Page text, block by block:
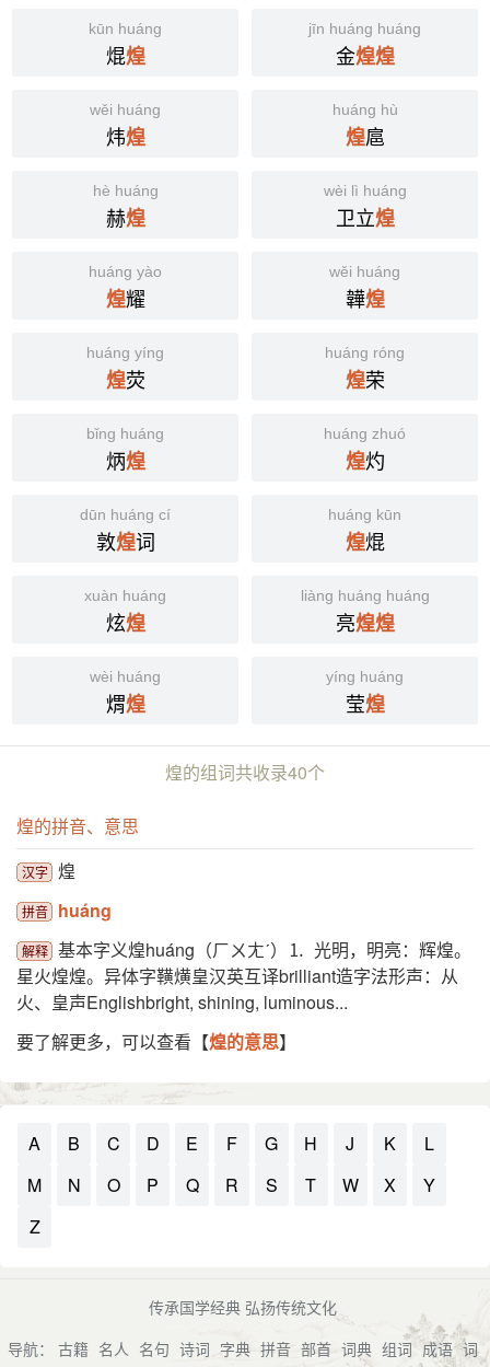
kūn huáng
焜煌
jīn huáng huáng
金煌煌
wěi huáng
炜煌
huáng hù
煌扈
hè huáng
赫煌
wèi lì huáng
卫立煌
huáng yào
煌耀
wěi huáng
韡煌
huáng yíng
煌荧
huáng róng
煌荣
bǐng huáng
炳煌
huáng zhuó
煌灼
dūn huáng cí
敦煌词
huáng kūn
煌焜
xuàn huáng
炫煌
liàng huáng huáng
亮煌煌
wèi huáng
煟煌
yíng huáng
莹煌
煌的组词共收录40个
煌的拼音、意思
汉字 煌
拼音 huáng
解释 基本字义煌huáng（ㄏㄨㄤˊ）⒈ 光明，明亮：辉煌。
星火煌煌。异体字䪄熿皇汉英互译brilliant造字法形声：从
火、皇声Englishbright, shining, luminous...
要了解更多，可以查看【煌的意思】
A B C D E F G H J K
L
M
N O P Q R S T W X
Y
Z
传承国学经典 弘扬传统文化
导航： 古籍 名人 名句 诗词 字典 拼音 部首 词典 组词 成语 词